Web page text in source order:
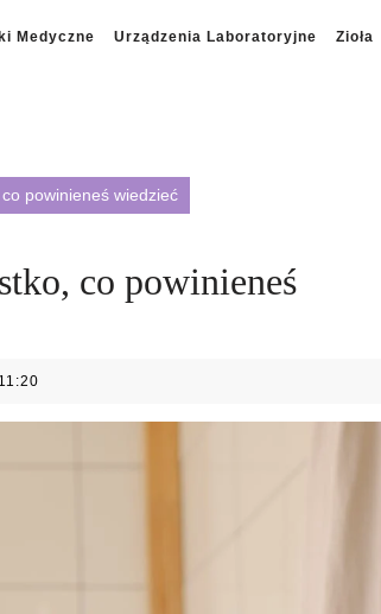
Medyczne Urządzenia Laboratoryjne Zioła
powinieneś wiedzieć
co powinieneś
11:20